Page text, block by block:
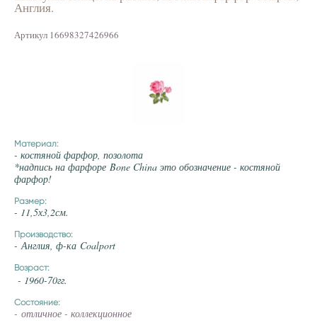
Англия.
Артикул 16698327426966
Материал:
- костяной фарфор, позолота
*надпись на фарфоре Bone China это обозначение - костяной
фарфор!
Размер:
- 11,5х3,2см.
Производство:
- Англия, ф-ка Coalport
Возраст:
- 1960-70гг.
Состояние:
- отличное - коллекционное